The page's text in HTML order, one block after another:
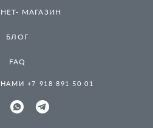
МАГАЗИН
БЛОГ
FAQ
+7 918 891 50 01